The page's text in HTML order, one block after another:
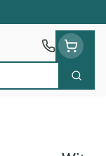
Zoek